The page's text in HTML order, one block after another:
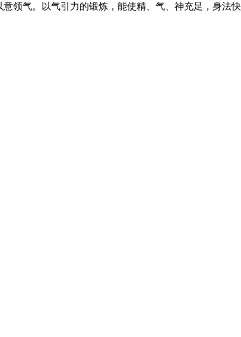
领气。以气引力的锻炼，能使精、气、神充足，身法快